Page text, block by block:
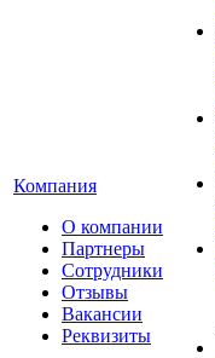
Компания
О компании
Партнеры
Сотрудники
Отзывы
Вакансии
Реквизиты